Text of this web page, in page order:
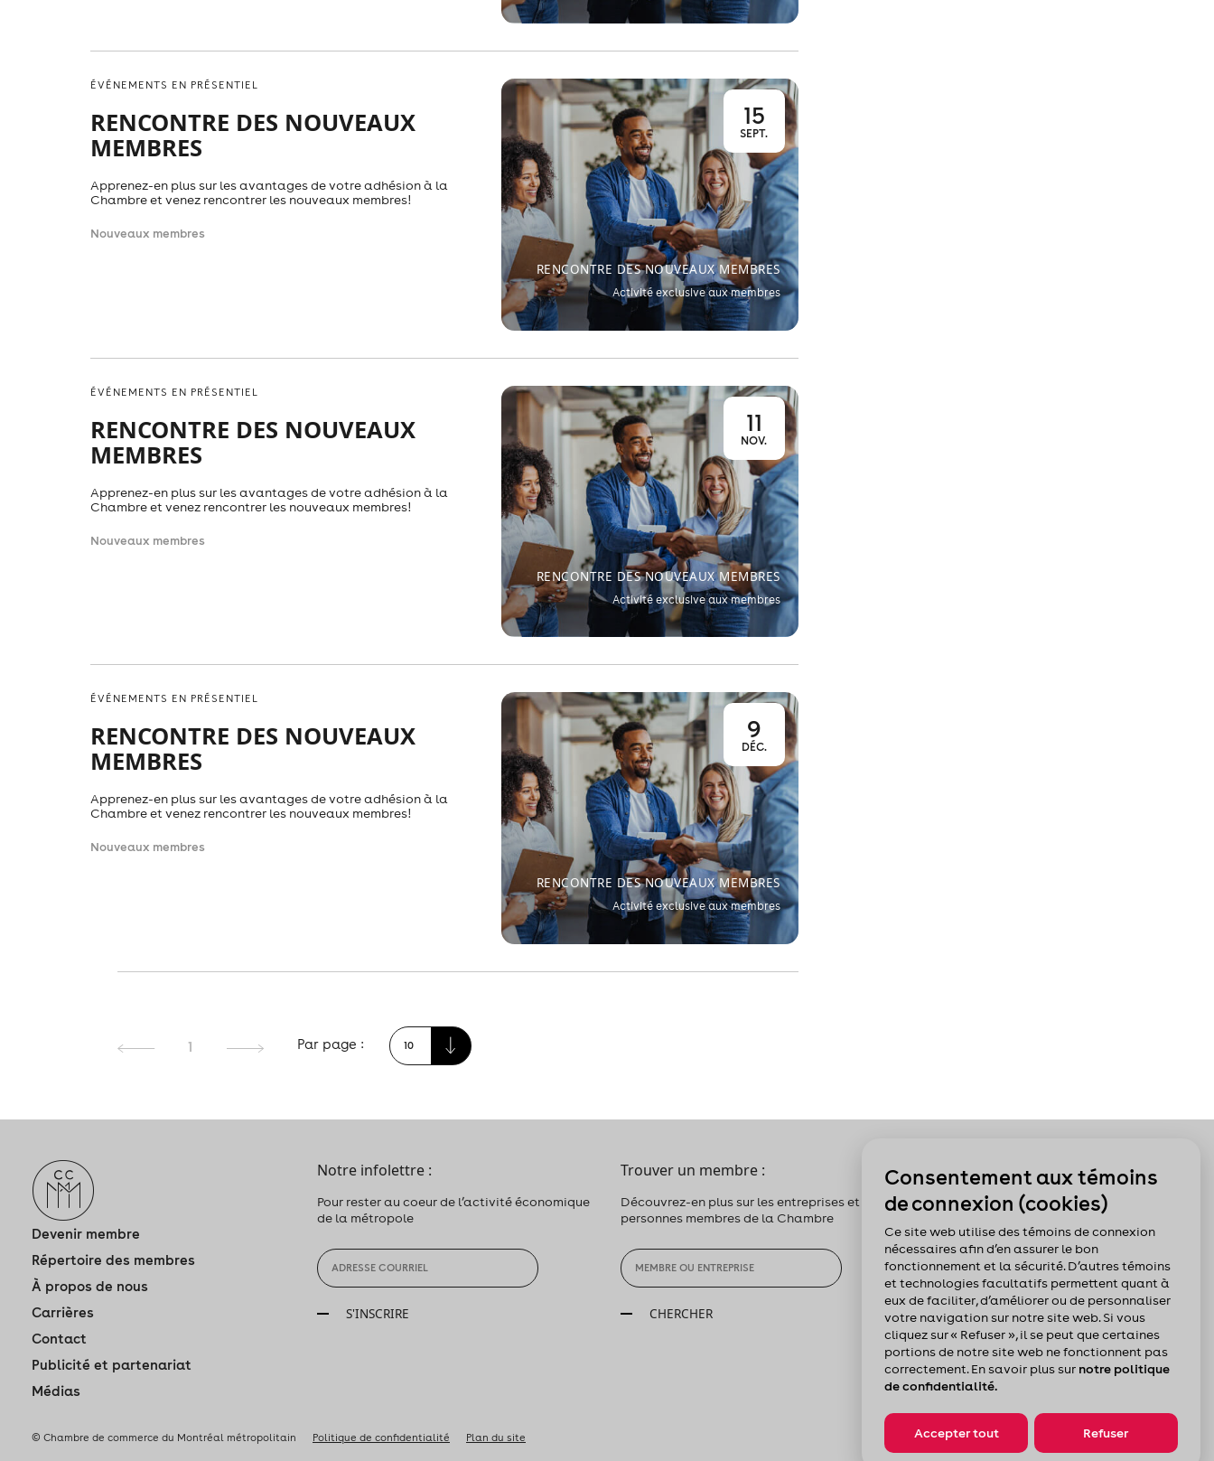
ÉVÉNEMENTS EN PRÉSENTIEL
RENCONTRE DES NOUVEAUX
MEMBRES
Apprenez-en plus sur les avantages de votre adhésion à la
Chambre et venez rencontrer les nouveaux membres!
Nouveaux membres
15
SEPT.
RENCONTRE DES NOUVEAUX MEMBRES
Activité exclusive aux membres
ÉVÉNEMENTS EN PRÉSENTIEL
RENCONTRE DES NOUVEAUX
MEMBRES
Apprenez-en plus sur les avantages de votre adhésion à la
Chambre et venez rencontrer les nouveaux membres!
Nouveaux membres
11
NOV.
RENCONTRE DES NOUVEAUX MEMBRES
Activité exclusive aux membres
ÉVÉNEMENTS EN PRÉSENTIEL
RENCONTRE DES NOUVEAUX
MEMBRES
Apprenez-en plus sur les avantages de votre adhésion à la
Chambre et venez rencontrer les nouveaux membres!
Nouveaux membres
9
DÉC.
RENCONTRE DES NOUVEAUX MEMBRES
Activité exclusive aux membres
1 Par page :
Devenir membre
Répertoire des membres
À propos de nous
Carrières
Contact
Publicité et partenariat
Médias
Notre infolettre :
Pour rester au coeur de l’activité économique
de la métropole
S'INSCRIRE
Trouver un membre :
Découvrez-en plus sur les entreprises et les
personnes membres de la Chambre
CHERCHER
Pour nous suivre :
© Chambre de commerce du Montréal métropolitain Politique de confidentialité Plan du site
Consentement aux témoins
de connexion (cookies)
Ce site web utilise des témoins de connexion
nécessaires afin d’en assurer le bon
fonctionnement et la sécurité. D’autres témoins
et technologies facultatifs permettent quant à
eux de faciliter, d’améliorer ou de personnaliser
votre navigation sur notre site web. Si vous
cliquez sur « Refuser », il se peut que certaines
portions de notre site web ne fonctionnent pas
correctement. En savoir plus sur notre politique
de confidentialité.
Accepter tout Refuser